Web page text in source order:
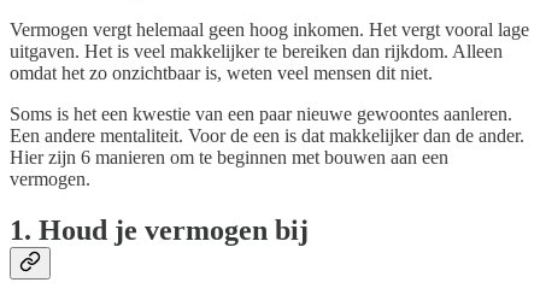
Vermogen vergt helemaal geen hoog inkomen. Het vergt vooral lage
uitgaven. Het is veel makkelijker te bereiken dan rijkdom. Alleen
omdat het zo onzichtbaar is, weten veel mensen dit niet.
Soms is het een kwestie van een paar nieuwe gewoontes aanleren.
Een andere mentaliteit. Voor de een is dat makkelijker dan de ander.
Hier zijn 6 manieren om te beginnen met bouwen aan een
vermogen.
1. Houd je vermogen bij